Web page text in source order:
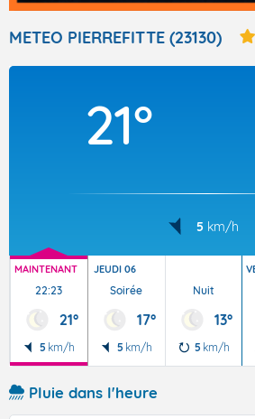
Articles
METEO PIERREFITTE (23130)
21°
5 km/h
MAINTENANT
22:23
21°
5 km/h
JEUDI 06
Soirée
17°
5 km/h
Nuit
13°
5 km/h
Pluie dans l'heure